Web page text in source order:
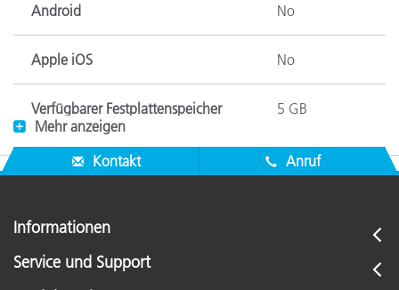
Android No
Apple iOS No
Verfügbarer Festplattenspeicher 5 GB
Farbunterschiede N/A
Kompatible Android-Geräte
Mehr anzeigen
Kontakt
Anruf
Informationen
Service und Support